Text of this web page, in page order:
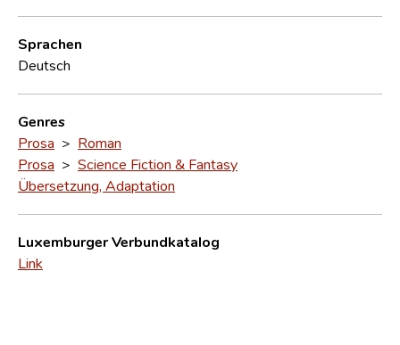
Sprachen
Deutsch
Genres
Prosa > Roman
Prosa > Science Fiction & Fantasy
Übersetzung, Adaptation
Luxemburger Verbundkatalog
Link